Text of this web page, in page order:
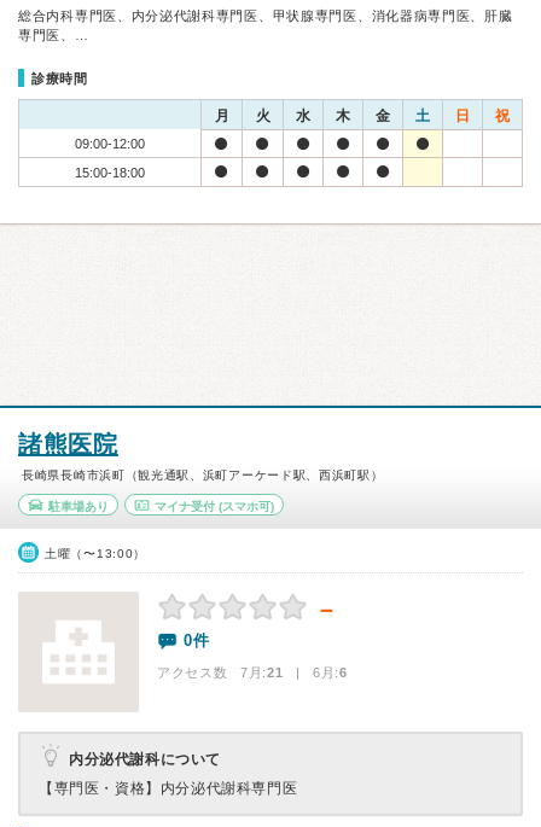
総合内科専門医、内分泌代謝科専門医、甲状腺専門医、消化器病専門医、肝臓
専門医、…
診療時間
月 火 水 木 金 土 日 祝
09:00-12:00
15:00-18:00
諸熊医院
長崎県長崎市浜町（観光通駅、浜町アーケード駅、西浜町駅）
駐車場あり マイナ受付(スマホ可)
土曜（〜13:00）
－
0件
アクセス数 7月:21 | 6月:6
内分泌代謝科について
【専門医・資格】 内分泌代謝科専門医